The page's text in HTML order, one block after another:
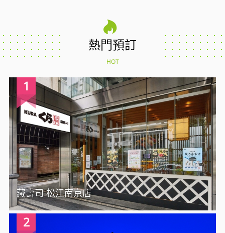
熱門預訂
HOT
1
藏壽司 松江南京店
2